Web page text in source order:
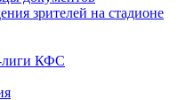
зрителей на стадионе
лиги КФС